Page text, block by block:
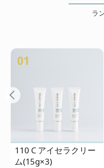
ラ
01
110 C アイセラクリー
ム(15g×3)